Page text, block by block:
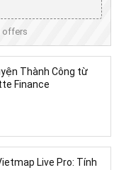
offers
Thành Công từ
Finance
Live Pro: Tính